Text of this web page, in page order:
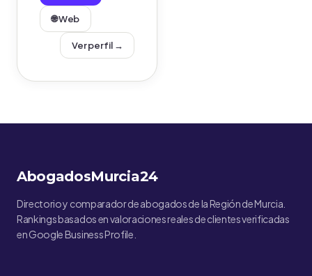
🌐 Web
Ver perfil →
AbogadosMurcia24
Directorio y comparador de abogados de la Región de Murcia.
Rankings basados en valoraciones reales de clientes verificadas
en Google Business Profile.